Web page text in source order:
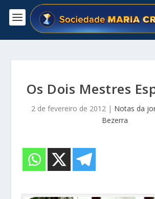
Os Dois Mestres
2 de fevereiro de 2012 | Notas da
Bezerra